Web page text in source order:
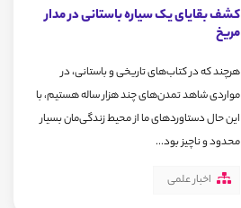
کشف بقایای یک سیاره باستانی در مدار
مریخ
هرچند که در کتاب‌های تاریخی و باستانی، در
مواردی شاهد تمدن‌های چند هزار ساله هستیم، با
این حال دستاوردهای ما از محیط زندگی‌مان بسیار
محدود و ناچیز بود...
اخبار علمی